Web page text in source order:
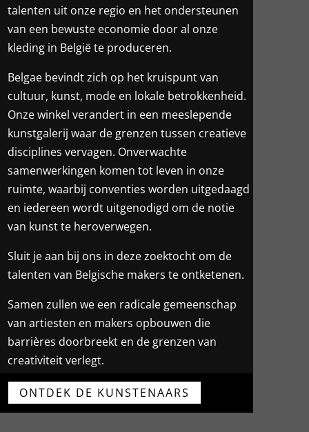
talenten uit onze regio en het ondersteunen
van een bewuste economie door al onze
kleding in België te produceren.
Belgae bevindt zich op het kruispunt van
cultuur, kunst, mode en lokale betrokkenheid.
Onze winkel verandert in een meeslepende
kunstgalerij waar de grenzen tussen creatieve
disciplines vervagen. Onverwachte
samenwerkingen komen tot leven in onze
ruimte, waarbij conventies worden uitgedaagd
en iedereen wordt uitgenodigd om de notie
van kunst te heroverwegen.
Sluit je aan bij ons in deze zoektocht om de
talenten van Belgische makers te ontketenen.
Samen zullen we een radicale gemeenschap
van artiesten en makers opbouwen die
barrières doorbreekt en de grenzen van
creativiteit verlegt.
ONTDEK DE KUNSTENAARS